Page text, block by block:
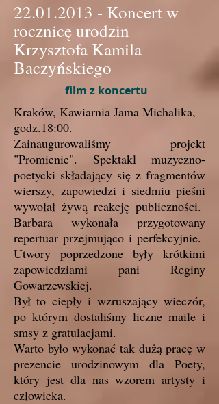
22.01.2013 - Koncert w
rocznicę urodzin
Krzysztofa Kamila
Baczyńskiego
film z koncertu​​ ​
Kraków, Kawiarnia Jama Michalika,
godz.18:00.
Zainaugurowaliśmy projekt
"Promienie". Spektakl muzyczno-
poetycki składający się z fragmentów
wierszy, zapowiedzi i siedmiu pieśni
wywołał żywą reakcję publiczności.
Barbara wykonała przygotowany
repertuar przejmująco i perfekcyjnie.
Utwory poprzedzone były krótkimi
zapowiedziami pani Reginy
Gowarzewskiej.
Był to ciepły i wzruszający wieczór,
po którym dostaliśmy liczne maile i
smsy z gratulacjami.
Warto było wykonać tak dużą pracę w
prezencie urodzinowym dla Poety,
który jest dla nas wzorem artysty i
człowieka.